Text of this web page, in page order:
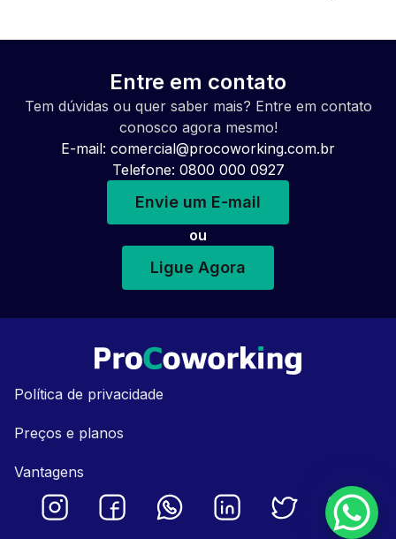
Entre em contato
Tem dúvidas ou quer saber mais? Entre em contato
conosco agora mesmo!
E-mail: comercial@procoworking.com.br
Telefone: 0800 000 0927
Envie um E-mail
ou
Ligue Agora
Política de privacidade
Preços e planos
Vantagens